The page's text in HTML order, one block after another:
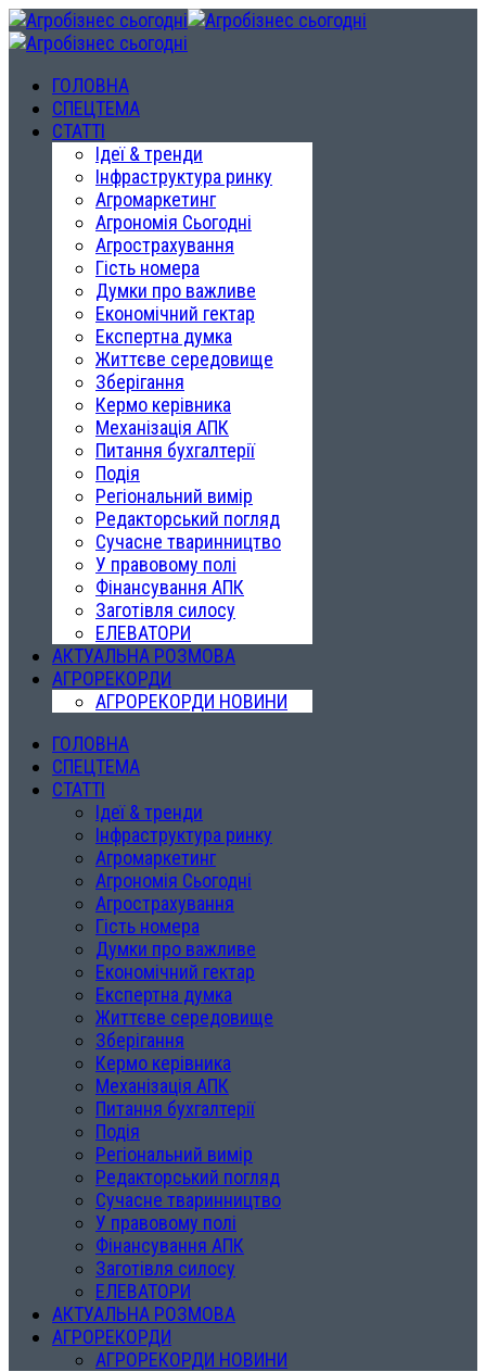
ГОЛОВНА
СПЕЦТЕМА
СТАТТІ
Ідеї & тренди
Інфраструктура ринку
Агромаркетинг
Агрономія Сьогодні
Агрострахування
Гість номера
Думки про важливе
Економічний гектар
Експертна думка
Життєве середовище
Зберігання
Кермо керівника
Механізація АПК
Питання бухгалтерії
Подія
Регіональний вимір
Редакторський погляд
Сучасне тваринництво
У правовому полі
Фінансування АПК
Заготівля силосу
ЕЛЕВАТОРИ
АКТУАЛЬНА РОЗМОВА
АГРОРЕКОРДИ
АГРОРЕКОРДИ НОВИНИ
ГОЛОВНА
СПЕЦТЕМА
СТАТТІ
Ідеї & тренди
Інфраструктура ринку
Агромаркетинг
Агрономія Сьогодні
Агрострахування
Гість номера
Думки про важливе
Економічний гектар
Експертна думка
Життєве середовище
Зберігання
Кермо керівника
Механізація АПК
Питання бухгалтерії
Подія
Регіональний вимір
Редакторський погляд
Сучасне тваринництво
У правовому полі
Фінансування АПК
Заготівля силосу
ЕЛЕВАТОРИ
АКТУАЛЬНА РОЗМОВА
АГРОРЕКОРДИ
АГРОРЕКОРДИ НОВИНИ